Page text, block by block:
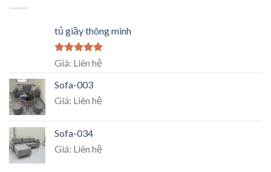
tủ giầy thông minh
Rated5.00
Giá: Liên hệ
Sofa-003
Giá: Liên hệ
Sofa-034
Giá: Liên hệ